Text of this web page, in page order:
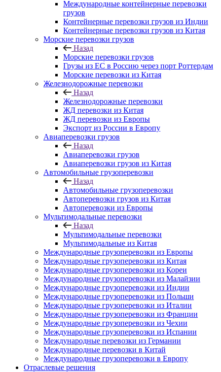
Международные контейнерные перевозки
грузов
Контейнерные перевозки грузов из Индии
Контейнерные перевозки грузов из Китая
Морские перевозки грузов
Назад
Морские перевозки грузов
Грузы из ЕС в Россию через порт Роттердам
Морские перевозки из Китая
Железнодорожные перевозки
Назад
Железнодорожные перевозки
ЖД перевозки из Китая
ЖД перевозки из Европы
Экспорт из России в Европу
Авиаперевозки грузов
Назад
Авиаперевозки грузов
Авиаперевозки грузов из Китая
Автомобильные грузоперевозки
Назад
Автомобильные грузоперевозки
Автоперевозки грузов из Китая
Автоперевозки из Европы
Мультимодальные перевозки
Назад
Мультимодальные перевозки
Мультимодальные из Китая
Международные грузоперевозки из Европы
Международные грузоперевозки из Китая
Международные грузоперевозки из Кореи
Международные грузоперевозки из Малайзии
Международные грузоперевозки из Индии
Международные грузоперевозки из Польши
Международные грузоперевозки из Италии
Международные грузоперевозки из Франции
Международные грузоперевозки из Чехии
Международные грузоперевозки из Испании
Международные перевозки из Германии
Международные перевозки в Китай
Международные грузоперевозки в Европу
Отраслевые решения